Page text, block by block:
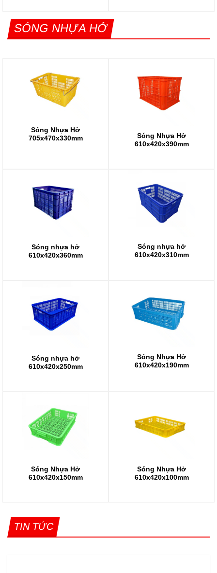
SÓNG NHỰA HỞ
Sóng Nhựa Hở
705x470x330mm
Sóng Nhựa Hở
610x420x390mm
Sóng nhựa hở
610x420x360mm
Sóng nhựa hở
610x420x310mm
Sóng nhựa hở
610x420x250mm
Sóng Nhựa Hở
610x420x190mm
Sóng Nhựa Hở
610x420x150mm
Sóng Nhựa Hở
610x420x100mm
TIN TỨC
PALLET NHỰA 2
HƯỚNG NÂNG LÀ GÌ?
Trong chuỗi cung ứng